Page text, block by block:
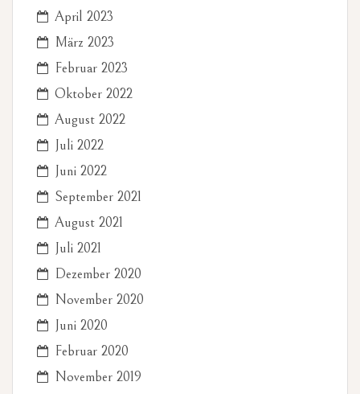
April 2023
März 2023
Februar 2023
Oktober 2022
August 2022
Juli 2022
Juni 2022
September 2021
August 2021
Juli 2021
Dezember 2020
November 2020
Juni 2020
Februar 2020
November 2019